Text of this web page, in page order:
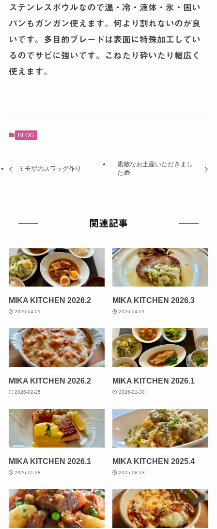
ステンレスボウルなので温・冷・液体・氷・固い
パンもガンガン使えます。何より割れないのが良
いです。多目的ブレードは表面に特殊加工してい
るのでサビに強いです。こねたり砕いたり幅広く
使えます。
BLOG
ミモザのスワッグ作り
素敵なお土産いただきまし
た🎁
関連記事
MIKA KITCHEN 2026.2
2026-04-01
MIKA KITCHEN 2026.3
2026-04-01
MIKA KITCHEN 2026.2
2026-02-25
MIKA KITCHEN 2026.1
2026-01-30
MIKA KITCHEN 2026.1
2026-01-28
MIKA KITCHEN 2025.4
2025-08-23